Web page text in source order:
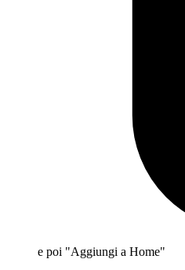
e poi "Aggiungi a Home"